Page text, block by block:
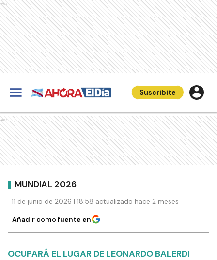
Ads
Suscribite
Ads
MUNDIAL 2026
11 de junio de 2026 | 18:58 actualizado hace 2 meses
Añadir como fuente en
OCUPARÁ EL LUGAR DE LEONARDO BALERDI